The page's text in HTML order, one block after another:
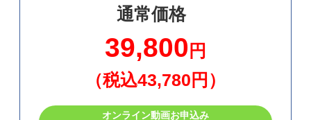
通常価格
39,800 円
（税込43,780円）
オンライン動画お申込み